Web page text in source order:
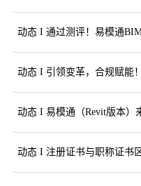
动态 I 通过测评！易模通
动态 I 注册证书与职称证书